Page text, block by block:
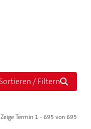
Zeige Termin 1 - 695 von 695